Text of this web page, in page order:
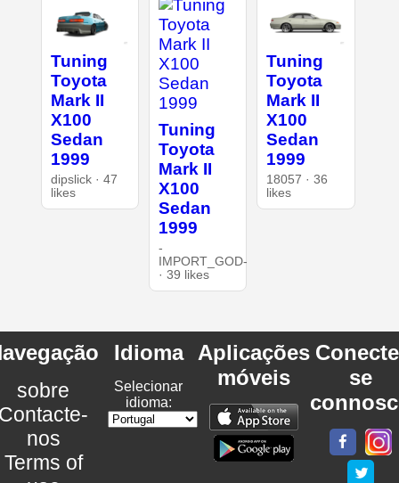
Tuning
Toyota
Mark II
X100
Sedan
1999
dipslick · 47
likes
Tuning
Toyota
Mark II
X100
Sedan
1999
-
IMPORT_GOD-
· 39 likes
Tuning
Toyota
Mark II
X100
Sedan
1999
18057 · 36
likes
sobre
nos
Terms of
Idioma
Selecionar
idioma:
Aplicações
móveis
se